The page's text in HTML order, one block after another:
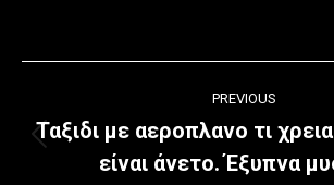
navigation
PREVIOUS
Previous
post:
Ταξιδι με αεροπλανο τι
είναι άνετο. Έξυπνα